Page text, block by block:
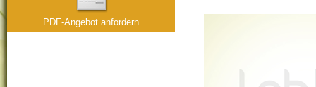
PDF-Angebot anfordern